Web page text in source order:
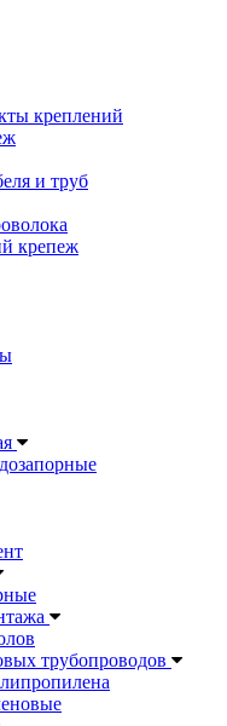
креплений
и труб
крепеж
трубопроводов